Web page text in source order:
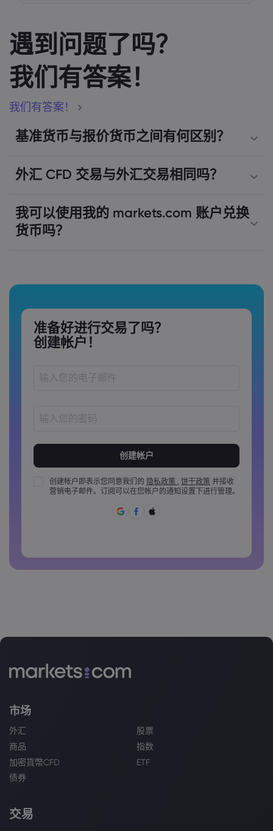
遇到问题了吗？
我们有答案！
我们有答案！
基准货币与报价货币之间有何区别？
外汇 CFD 交易与外汇交易相同吗？
我可以使用我的 markets.com 账户兑换
货币吗？
准备好进行交易了吗？
创建帐户！
密码长度必须介于 8 到 15 个字之间
密码必须至少包含 1 个大写字母
密码必须至少包含 1 个小写字母
密码必须包含 ~!@#£%^&amp;*()_-+=:;&lt;&gt;{,[]?,.
创建帐户即表示您同意我们的 隐私政策 , 饼干政策 并接收
营销电子邮件。订阅可以在您帐户的通知设置下进行管理。
市场
外汇
股票
商品
指数
加密貨幣CFD
ETF
债券
交易